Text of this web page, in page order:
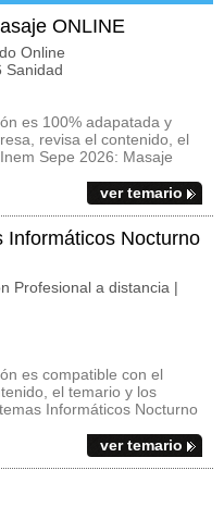
ONLINE
Online
Sanidad
es 100% adapatada y
revisa el contenido, el
Sepe 2026: Masaje
ver temario
Informáticos Nocturno
Profesional a distancia |
es compatible con el
el temario y los
Informáticos Nocturno
ver temario